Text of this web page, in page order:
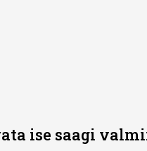
ise saagi